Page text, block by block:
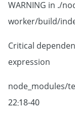
WARNING in ./
worker/build/
Critical
expression
@ ./
22:18-40